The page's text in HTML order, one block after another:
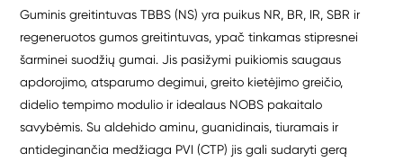
Guminis greitintuvas TBBS (NS) yra puikus NR, BR, IR, SBR ir
regeneruotos gumos greitintuvas, ypač tinkamas stipresnei
šarminei suodžių gumai. Jis pasižymi puikiomis saugaus
apdorojimo, atsparumo degimui, greito kietėjimo greičio,
didelio tempimo modulio ir idealaus NOBS pakaitalo
savybėmis. Su aldehido aminu, guanidinais, tiuramais ir
antideginančia medžiaga PVI (CTP) jis gali sudaryti gerą